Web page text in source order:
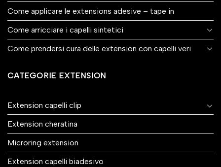
Come applicare le extensions adesive – tape in
Come arricciare i capelli sintetici
Come prendersi cura delle extension con capelli veri
CATEGORIE EXTENSION
Extension capelli clip
Extension cheratina
Microring extension
Extension capelli biadesivo